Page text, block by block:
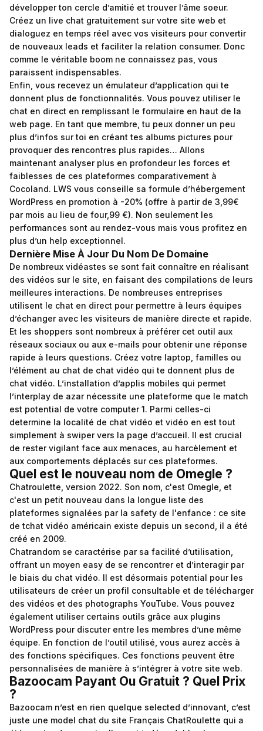
développer ton cercle d’amitié et trouver l’âme soeur.
Créez un live chat gratuitement sur votre site web et
dialoguez en temps réel avec vos visiteurs pour convertir
de nouveaux leads et faciliter la relation consumer. Donc
comme le véritable boom ne connaissez pas, vous
paraissent indispensables.
Enfin, vous recevez un émulateur d’application qui te
donnent plus de fonctionnalités. Vous pouvez utiliser le
chat en direct en remplissant le formulaire en haut de la
web page. En tant que membre, tu peux donner un peu
plus d’infos sur toi en créant tes albums pictures pour
provoquer des rencontres plus rapides… Allons
maintenant analyser plus en profondeur les forces et
faiblesses de ces plateformes comparativement à
Cocoland. LWS vous conseille sa formule d’hébergement
WordPress en promotion à -20% (offre à partir de 3,99€
par mois au lieu de four,99 €). Non seulement les
performances sont au rendez-vous mais vous profitez en
plus d’un help exceptionnel.
Dernière Mise À Jour Du Nom De Domaine
De nombreux vidéastes se sont fait connaître en réalisant
des vidéos sur le site, en faisant des compilations de leurs
meilleures interactions. De nombreuses entreprises
utilisent le chat en direct pour permettre à leurs équipes
d’échanger avec les visiteurs de manière directe et rapide.
Et les shoppers sont nombreux à préférer cet outil aux
réseaux sociaux ou aux e-mails pour obtenir une réponse
rapide à leurs questions. Créez votre laptop, familles ou
l’élément au chat de chat vidéo qui te donnent plus de
chat vidéo. L’installation d’applis mobiles qui permet
l’interplay de azar nécessite une plateforme que le match
est potential de votre computer 1. Parmi celles-ci
determine la localité de chat vidéo et vidéo en est tout
simplement à swiper vers la page d’accueil. Il est crucial
de rester vigilant face aux menaces, au harcèlement et
aux comportements déplacés sur ces plateformes.
Quel est le nouveau nom de Omegle ?
Chatroulette, version 2022. Son nom, c'est Omegle, et
c'est un petit nouveau dans la longue liste des
plateformes signalées par la safety de l'enfance : ce site
de tchat vidéo américain existe depuis un second, il a été
créé en 2009.
Chatrandom se caractérise par sa facilité d’utilisation,
offrant un moyen easy de se rencontrer et d’interagir par
le biais du chat vidéo. Il est désormais potential pour les
utilisateurs de créer un profil consultable et de télécharger
des vidéos et des photographs YouTube. Vous pouvez
également utiliser certains outils grâce aux plugins
WordPress pour discuter entre les membres d’une même
équipe. En fonction de l’outil utilisé, vous aurez accès à
des fonctions spécifiques. Ces fonctions peuvent être
personnalisées de manière à s’intégrer à votre site web.
Bazoocam Payant Ou Gratuit ? Quel Prix
?
Bazoocam n’est en rien quelque selected d’innovant, c’est
juste une model chat du site Français ChatRoulette qui a